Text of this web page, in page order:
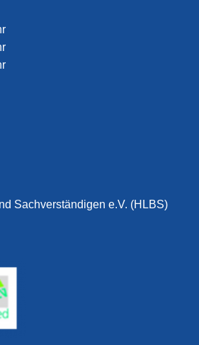
Sachverständigen e.V. (HLBS)